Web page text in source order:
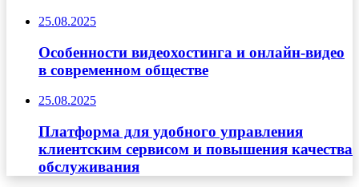
25.08.2025
Особенности видеохостинга и онлайн-видео
в современном обществе
25.08.2025
Платформа для удобного управления
клиентским сервисом и повышения качества
обслуживания